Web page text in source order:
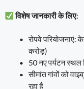
विशेष जानकारी के लिए:
रोपवे
करोड़)
50 नए पर्यटन स्थल
सीमांत गांवों को
रहा है